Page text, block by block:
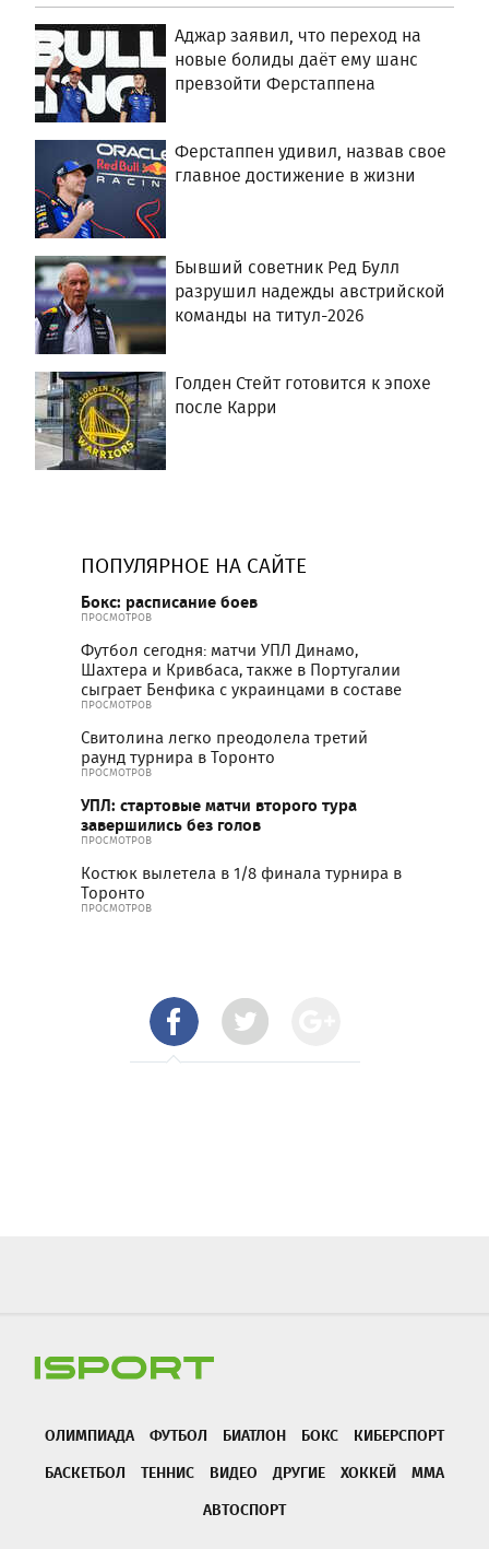
Аджар заявил, что переход на
новые болиды даёт ему шанс
превзойти Ферстаппена
Ферстаппен удивил, назвав свое
главное достижение в жизни
Бывший советник Ред Булл
разрушил надежды австрийской
команды на титул-2026
Голден Стейт готовится к эпохе
после Карри
ПОПУЛЯРНОЕ НА САЙТЕ
Бокс: расписание боев
ПРОСМОТРОВ
Футбол сегодня: матчи УПЛ Динамо,
Шахтера и Кривбаса, также в Португалии
сыграет Бенфика с украинцами в составе
ПРОСМОТРОВ
Свитолина легко преодолела третий
раунд турнира в Торонто
ПРОСМОТРОВ
УПЛ: стартовые матчи второго тура
завершились без голов
ПРОСМОТРОВ
Костюк вылетела в 1/8 финала турнира в
Торонто
ПРОСМОТРОВ
ОЛИМПИАДА ФУТБОЛ БИАТЛОН БОКС
КИБЕРСПОРТ
БАСКЕТБОЛ
ТЕННИС ВИДЕО ДРУГИЕ ХОККЕЙ
ММА
АВТОСПОРТ